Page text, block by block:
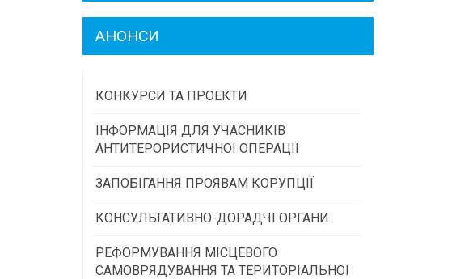
АНОНСИ
КОНКУРСИ ТА ПРОЕКТИ
Конкурс проектів та програм місцевого
самоврядування
суспільства
Програми/конкурси МТД
ІНФОРМАЦІЯ ДЛЯ УЧАСНИКІВ
АНТИТЕРОРИСТИЧНОЇ ОПЕРАЦІЇ
ЗАПОБІГАННЯ ПРОЯВАМ КОРУПЦІЇ
КОНСУЛЬТАТИВНО-ДОРАДЧІ ОРГАНИ
Консультативна рада
РЕФОРМУВАННЯ МІСЦЕВОГО
САМОВРЯДУВАННЯ ТА ТЕРИТОРІАЛЬНОЇ